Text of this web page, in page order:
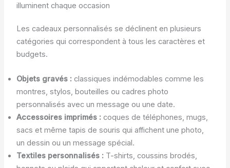
illuminent chaque occasion
Les cadeaux personnalisés se déclinent en plusieurs
catégories qui correspondent à tous les caractères et
budgets.
Objets gravés : classiques indémodables comme les
montres, stylos, bouteilles ou cadres photo
personnalisés avec un message ou une date.
Accessoires imprimés : coques de téléphones, mugs,
sacs et même tapis de souris qui affichent une photo,
un dessin ou un message spécial.
Textiles personnalisés : T-shirts, coussins brodés,